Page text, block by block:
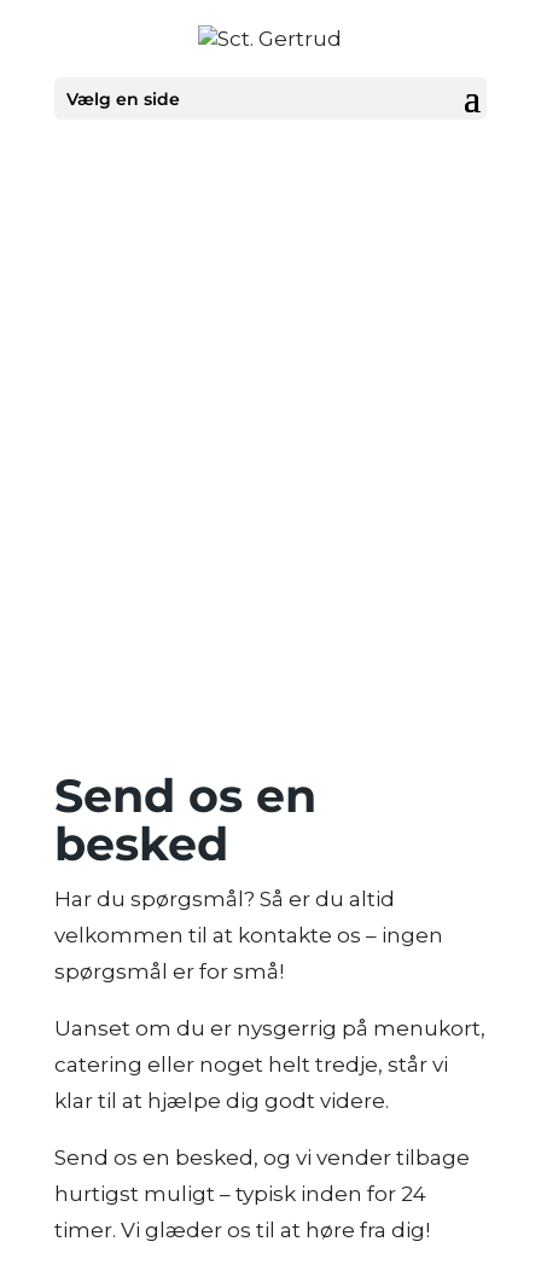
Vælg en side
Send os en
besked
Har du spørgsmål? Så er du altid
velkommen til at kontakte os – ingen
spørgsmål er for små!
Uanset om du er nysgerrig på menukort,
catering eller noget helt tredje, står vi
klar til at hjælpe dig godt videre.
Send os en besked, og vi vender tilbage
hurtigst muligt – typisk inden for 24
timer. Vi glæder os til at høre fra dig!